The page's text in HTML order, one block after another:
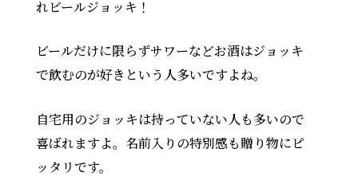
れビールジョッキ！
ビールだけに限らずサワーなどお酒はジョッキ
で飲むのが好きという人多いですよね。
自宅用のジョッキは持っていない人も多いので
喜ばれますよ。名前入りの特別感も贈り物にピ
ッタリです。